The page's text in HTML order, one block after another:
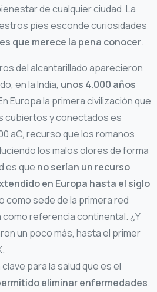
de cualquier ciudad. La
pies esconde curiosidades
que merece la pena conocer.
del alcantarillado aparecieron
en la India, unos 4.000 años
Europa la primera civilización que
cubiertos y conectados es
aC, recurso que los romanos
los malos olores de forma
es que no serían un recurso
en Europa hasta el siglo
como sede de la primera red
como referencia continental. ¿Y
un poco más, hasta el primer
para la salud que es el
eliminar enfermedades.